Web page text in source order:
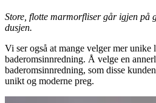
Store, flotte marmorfliser går igjen på
dusjen.
Vi ser også at mange velger mer unike
baderomsinnredning. Å velge en
baderomsinnredning, som disse
unikt og moderne preg.